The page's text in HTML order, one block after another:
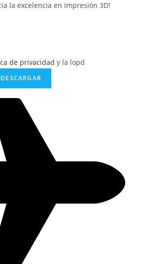
la excelencia en impresión 3D!
de privacidad y la lopd